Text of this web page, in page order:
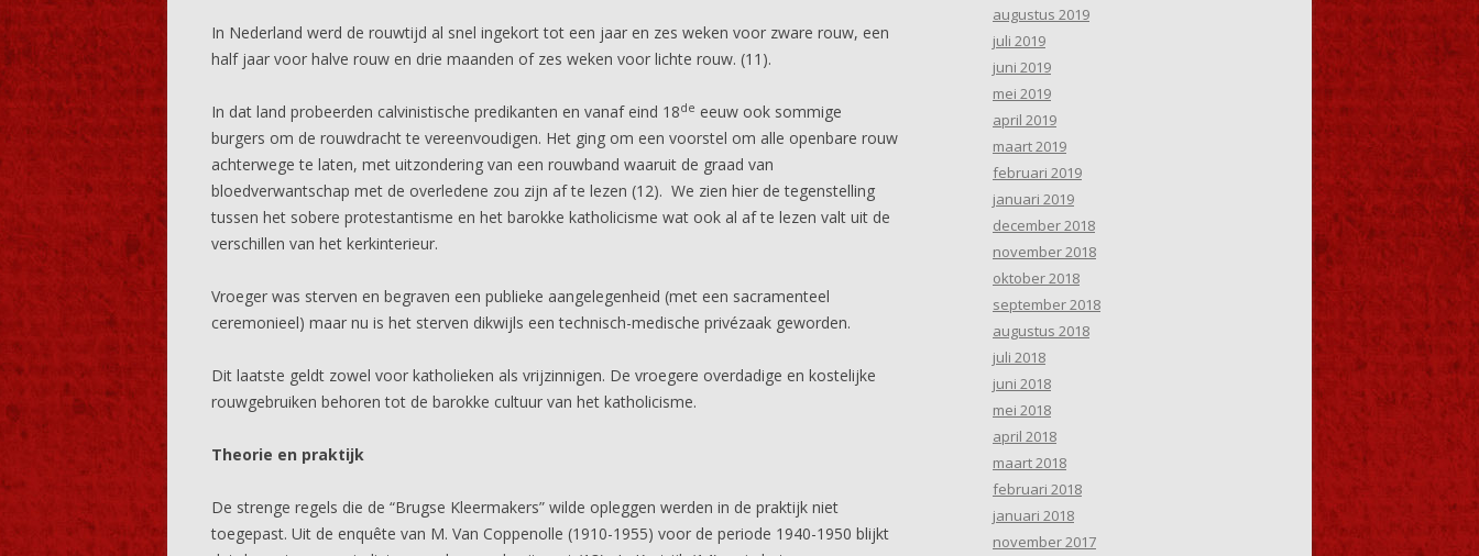
In Nederland werd de rouwtijd al snel ingekort tot een jaar en zes weken voor zware rouw, een
half jaar voor halve rouw en drie maanden of zes weken voor lichte rouw. (11).
In dat land probeerden calvinistische predikanten en vanaf eind 18de eeuw ook sommige
burgers om de rouwdracht te vereenvoudigen. Het ging om een voorstel om alle openbare rouw
achterwege te laten, met uitzondering van een rouwband waaruit de graad van
bloedverwantschap met de overledene zou zijn af te lezen (12). We zien hier de tegenstelling
tussen het sobere protestantisme en het barokke katholicisme wat ook al af te lezen valt uit de
verschillen van het kerkinterieur.
Vroeger was sterven en begraven een publieke aangelegenheid (met een sacramenteel
ceremonieel) maar nu is het sterven dikwijls een technisch-medische privézaak geworden.
Dit laatste geldt zowel voor katholieken als vrijzinnigen. De vroegere overdadige en kostelijke
rouwgebruiken behoren tot de barokke cultuur van het katholicisme.
Theorie en praktijk
De strenge regels die de “Brugse Kleermakers” wilde opleggen werden in de praktijk niet
toegepast. Uit de enquête van M. Van Coppenolle (1910-1955) voor de periode 1940-1950 blijkt
augustus 2019
juli 2019
juni 2019
mei 2019
april 2019
maart 2019
februari 2019
januari 2019
december 2018
november 2018
oktober 2018
september 2018
augustus 2018
juli 2018
juni 2018
mei 2018
april 2018
maart 2018
februari 2018
januari 2018
november 2017